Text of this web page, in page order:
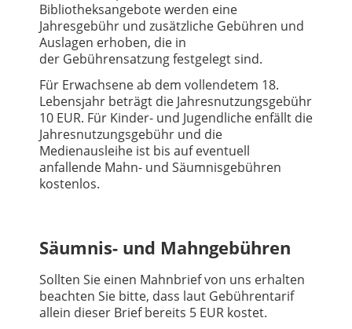
Bibliotheksangebote werden eine
Jahresgebühr und zusätzliche Gebühren und
Auslagen erhoben, die in
der Gebührensatzung festgelegt sind.
Für Erwachsene ab dem vollendetem 18.
Lebensjahr beträgt die Jahresnutzungsgebühr
10 EUR. Für Kinder- und Jugendliche enfällt die
Jahresnutzungsgebühr und die
Medienausleihe ist bis auf eventuell
anfallende Mahn- und Säumnisgebühren
kostenlos.
Säumnis- und Mahngebühren
Sollten Sie einen Mahnbrief von uns erhalten
beachten Sie bitte, dass laut Gebührentarif
allein dieser Brief bereits 5 EUR kostet.